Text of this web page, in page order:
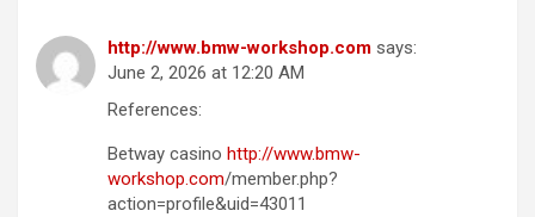
http://www.bmw-workshop.com says:
June 2, 2026 at 12:20 AM
References:
Betway casino http://www.bmw-
workshop.com/member.php?
action=profile&uid=43011